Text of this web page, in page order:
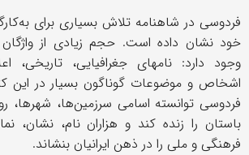
فردوسی در شاهنامه تلاش بسیاری برای
خود نشان داده است. حجم زیادی از
وجود دارد: نامهای جغرافیایی، تاریخی،
اشخاص و موضوعات گوناگون بسیار در این
فردوسی توانسته اسامی سرزمین‌ها، شهرها،
باستان را زنده کند و هزاران نام، نشان،
فرهنگی و ملی را در ذهن ایرانیان بنشاند.